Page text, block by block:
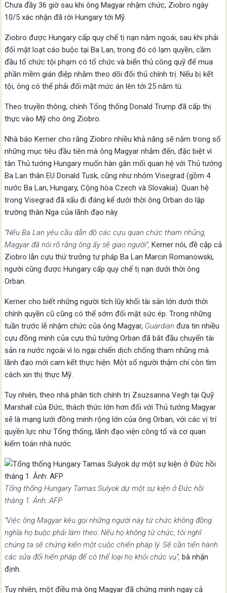
Chưa đầy 36 giờ sau khi ông Magyar nhậm chức, Ziobro ngày
10/5 xác nhận đã rời Hungary tới Mỹ.
Ziobro được Hungary cấp quy chế tị nạn năm ngoái, sau khi phải
đối mặt loạt cáo buộc tại Ba Lan, trong đó có lạm quyền, cầm
đầu tổ chức tội phạm có tổ chức và biển thủ công quỹ để mua
phần mềm gián điệp nhằm theo dõi đối thủ chính trị. Nếu bị kết
tội, ông có thể phải đối mặt mức án lên tới 25 năm tù.
Theo truyền thông, chính Tổng thống Donald Trump đã cấp thị
thực vào Mỹ cho ông Ziobro.
Nhà báo Kerner cho rằng Ziobro nhiều khả năng sẽ nằm trong số
những mục tiêu đầu tiên mà ông Magyar nhắm đến, đặc biệt vì
tân Thủ tướng Hungary muốn hàn gắn mối quan hệ với Thủ tướng
Ba Lan thân EU Donald Tusk, cũng như nhóm Visegrad (gồm 4
nước Ba Lan, Hungary, Cộng hòa Czech và Slovakia). Quan hệ
trong Visegrad đã xấu đi đáng kể dưới thời ông Orban do lập
trường thân Nga của lãnh đạo này.
“Nếu Ba Lan yêu cầu dẫn độ các cựu quan chức tham nhũng,
Magyar đã nói rõ rằng ông ấy sẽ giao người”,Kerner nói, đề cập cả
Ziobro lẫn cựu thứ trưởng tư pháp Ba Lan Marcin Romanowski,
người cũng được Hungary cấp quy chế tị nạn dưới thời ông
Orban.
Kerner cho biết những người tích lũy khối tài sản lớn dưới thời
chính quyền cũ cũng có thể sớm đối mặt sức ép. Trong những
tuần trước lễ nhậm chức của ông Magyar, Guardianđưa tin nhiều
cựu đồng minh của cựu thủ tướng Orban đã bắt đầu chuyển tài
sản ra nước ngoài vì lo ngại chiến dịch chống tham nhũng mà
lãnh đạo mới cam kết thực hiện. Một số người thậm chí còn tìm
cách xin thị thực Mỹ.
Tuy nhiên, theo nhà phân tích chính trị Zsuzsanna Vegh tại Quỹ
Marshall của Đức, thách thức lớn hơn đối với Thủ tướng Magyar
sẽ là mạng lưới đồng minh rộng lớn của ông Orban, với các vị trí
quyền lực như Tổng thống, lãnh đạo viện công tố và cơ quan
kiểm toán nhà nước.
Tổng thống Hungary Tamas Sulyok dự một sự kiện ở Đức hồi
tháng 1. Ảnh: AFP
“Việc ông Magyar kêu gọi những người này từ chức không đồng
nghĩa họ buộc phải làm theo. Nếu họ không từ chức, tôi nghĩ
chúng ta sẽ chứng kiến một cuộc chiến pháp lý. Sẽ cần tiến hành
các sửa đổi hiến pháp để có thể loại họ khỏi chức vụ”,bà nhận
định.
Tuy nhiên, một điều mà ông Magyar đã chứng minh ngay cả